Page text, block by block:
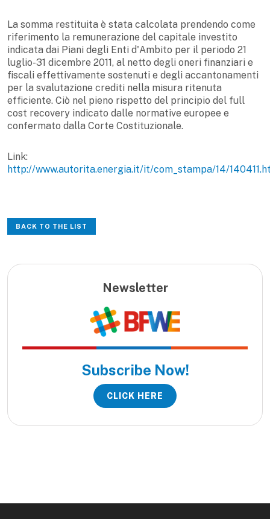
La somma restituita è stata calcolata prendendo come
riferimento la remunerazione del capitale investito
indicata dai Piani degli Enti d'Ambito per il periodo 21
luglio-31 dicembre 2011, al netto degli oneri finanziari e
fiscali effettivamente sostenuti e degli accantonamenti
per la svalutazione crediti nella misura ritenuta
efficiente. Ciò nel pieno rispetto del principio del full
cost recovery indicato dalle normative europee e
confermato dalla Corte Costituzionale.
Link:
http://www.autorita.energia.it/it/com_stampa/14/
BACK TO THE LIST
Newsletter
Subscribe Now!
CLICK HERE